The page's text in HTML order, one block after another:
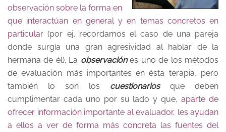
observación sobre la forma en
que interactúan en general y en temas concretos en
particular (por ej. recordamos el caso de una pareja
donde surgía una gran agresividad al hablar de la
hermana de él). La observaciónes uno de los métodos
de evaluación más importantes en ésta terapia, pero
también lo son los cuestionariosque deben
cumplimentar cada uno por su lado y que,aparte de
ofrecer información importante al evaluador, les ayudan
a ellos a ver de forma más concreta las fuentes del